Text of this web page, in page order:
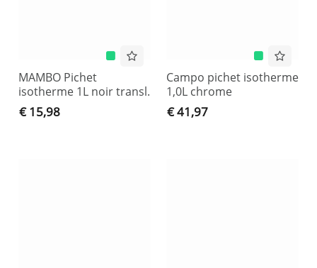
MAMBO Pichet
isotherme 1L noir transl.
€ 15,98
Campo pichet isotherme
1,0L chrome
€ 41,97